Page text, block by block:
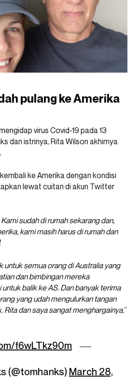
pulang ke Amerika
virus Covid-19 pada 13
dan istrinya, Rita Wilson akhirnya
ke Amerika dengan kondisi
lewat cuitan di akun Twitter
sudah di rumah sekarang dan,
kami masih harus di rumah dan
.
untuk semua orang di Australia yang
dan bimbingan mereka
balik ke AS. Dan banyak terima
yang udah mengulurkan tangan
Rita dan saya sangat menghargainya,”
f6wLTkz90m
(@tomhanks) March 28,